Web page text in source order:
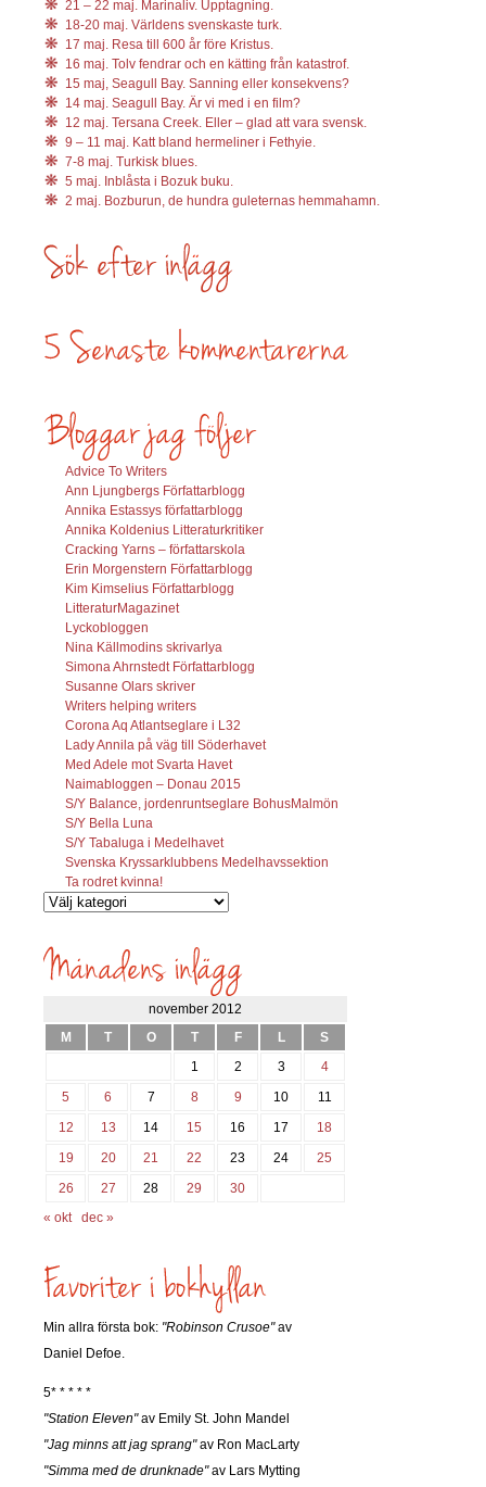
21 – 22 maj. Marinaliv. Upptagning.
18-20 maj. Världens svenskaste turk.
17 maj. Resa till 600 år före Kristus.
16 maj. Tolv fendrar och en kätting från katastrof.
15 maj, Seagull Bay. Sanning eller konsekvens?
14 maj. Seagull Bay. Är vi med i en film?
12 maj. Tersana Creek. Eller – glad att vara svensk.
9 – 11 maj. Katt bland hermeliner i Fethyie.
7-8 maj. Turkisk blues.
5 maj. Inblåsta i Bozuk buku.
2 maj. Bozburun, de hundra guleternas hemmahamn.
Advice To Writers
Ann Ljungbergs Författarblogg
Annika Estassys författarblogg
Annika Koldenius Litteraturkritiker
Cracking Yarns – författarskola
Erin Morgenstern Författarblogg
Kim Kimselius Författarblogg
LitteraturMagazinet
Lyckobloggen
Nina Källmodins skrivarlya
Simona Ahrnstedt Författarblogg
Susanne Olars skriver
Writers helping writers
Corona Aq Atlantseglare i L32
Lady Annila på väg till Söderhavet
Med Adele mot Svarta Havet
Naimabloggen – Donau 2015
S/Y Balance, jordenruntseglare BohusMalmön
S/Y Bella Luna
S/Y Tabaluga i Medelhavet
Svenska Kryssarklubbens Medelhavssektion
Ta rodret kvinna!
Vilka
söks?
november 2012
M
T O T F L
S
1
2 3
4
5
6 7 8 9 10
11
12
13 14 15 16 17
18
19
20 21 22 23 24
25
26
27 28 29
30
« okt
dec »
Min allra första bok: "Robinson Crusoe"av
Daniel Defoe.
5* * * * *
"Station Eleven"av Emily St. John Mandel
"Jag minns att jag sprang"av Ron MacLarty
"Simma med de drunknade"av Lars Mytting